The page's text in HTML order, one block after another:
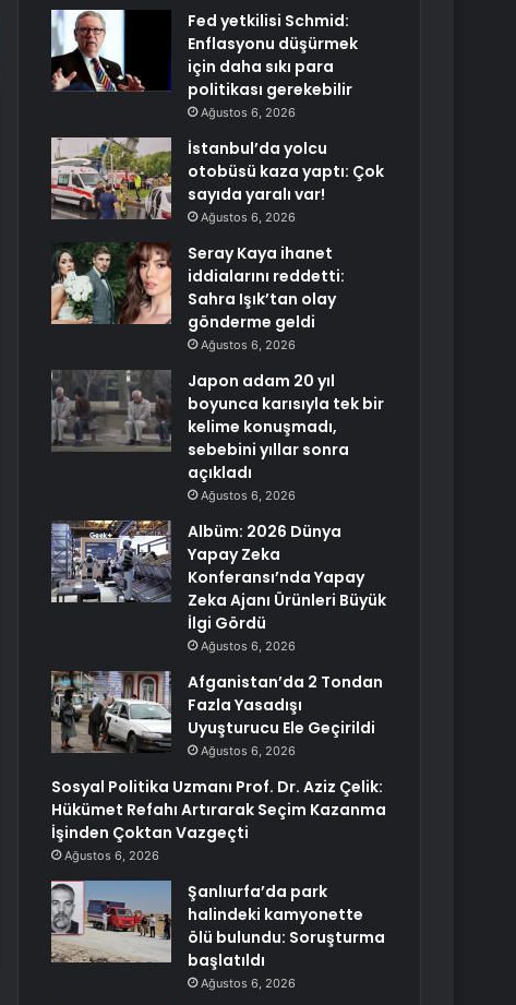
Fed yetkilisi Schmid:
Enflasyonu düşürmek
için daha sıkı para
politikası gerekebilir
Ağustos 6, 2026
İstanbul’da yolcu
otobüsü kaza yaptı: Çok
sayıda yaralı var!
Ağustos 6, 2026
Seray Kaya ihanet
iddialarını reddetti:
Sahra Işık’tan olay
gönderme geldi
Ağustos 6, 2026
Japon adam 20 yıl
boyunca karısıyla tek bir
kelime konuşmadı,
sebebini yıllar sonra
açıkladı
Ağustos 6, 2026
Albüm: 2026 Dünya
Yapay Zeka
Konferansı’nda Yapay
Zeka Ajanı Ürünleri Büyük
İlgi Gördü
Ağustos 6, 2026
Afganistan’da 2 Tondan
Fazla Yasadışı
Uyuşturucu Ele Geçirildi
Ağustos 6, 2026
Sosyal Politika Uzmanı Prof. Dr. Aziz Çelik:
Hükümet Refahı Artırarak Seçim Kazanma
İşinden Çoktan Vazgeçti
Ağustos 6, 2026
Şanlıurfa’da park
halindeki kamyonette
ölü bulundu: Soruşturma
başlatıldı
Ağustos 6, 2026